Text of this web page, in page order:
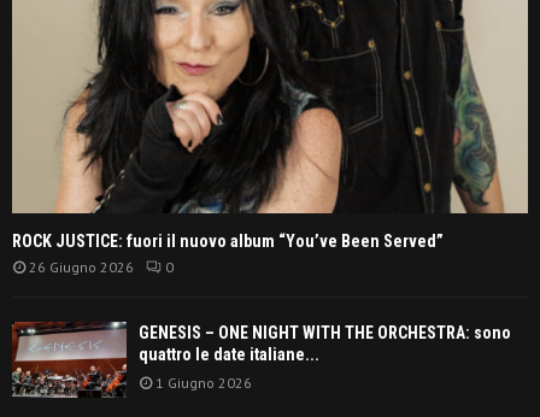
ROCK JUSTICE: fuori il nuovo album “You’ve Been Served”
26 Giugno 2026 0
GENESIS – ONE NIGHT WITH THE ORCHESTRA: sono
quattro le date italiane...
1 Giugno 2026